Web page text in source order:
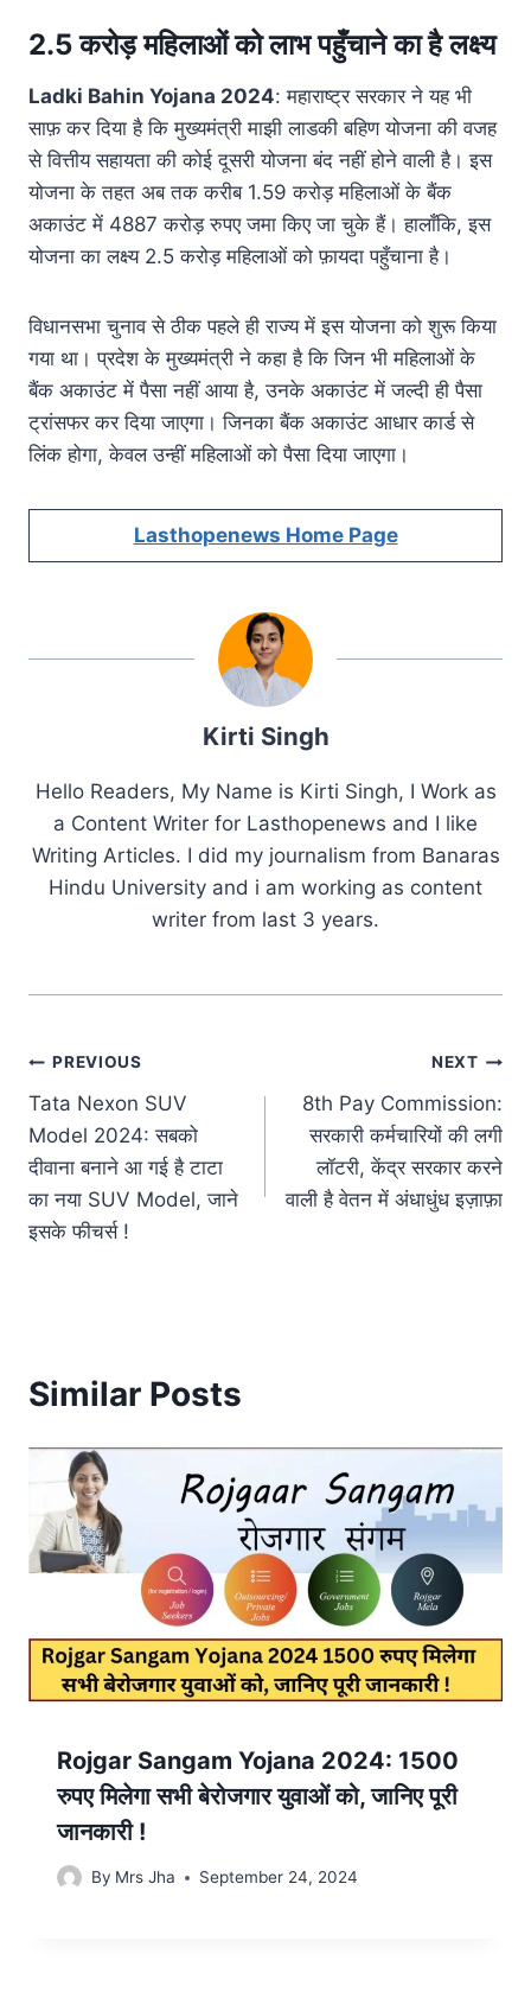
2.5 करोड़ महिलाओं को लाभ पहुँचाने का है लक्ष्य
Ladki Bahin Yojana 2024: महाराष्ट्र सरकार ने यह भी
साफ़ कर दिया है कि मुख्यमंत्री माझी लाडकी बहिण योजना की वजह
से वित्तीय सहायता की कोई दूसरी योजना बंद नहीं होने वाली है। इस
योजना के तहत अब तक करीब 1.59 करोड़ महिलाओं के बैंक
अकाउंट में 4887 करोड़ रुपए जमा किए जा चुके हैं। हालाँकि, इस
योजना का लक्ष्य 2.5 करोड़ महिलाओं को फ़ायदा पहुँचाना है।
विधानसभा चुनाव से ठीक पहले ही राज्य में इस योजना को शुरू किया
गया था। प्रदेश के मुख्यमंत्री ने कहा है कि जिन भी महिलाओं के
बैंक अकाउंट में पैसा नहीं आया है, उनके अकाउंट में जल्दी ही पैसा
ट्रांसफर कर दिया जाएगा। जिनका बैंक अकाउंट आधार कार्ड से
लिंक होगा, केवल उन्हीं महिलाओं को पैसा दिया जाएगा।
Lasthopenews Home Page
Kirti Singh
Hello Readers, My Name is Kirti Singh, I Work as
a Content Writer for Lasthopenews and I like
Writing Articles. I did my journalism from Banaras
Hindu University and i am working as content
writer from last 3 years.
Post
navigation
PREVIOUS
Tata Nexon SUV
Model 2024: सबको
दीवाना बनाने आ गई है टाटा
का नया SUV Model, जाने
इसके फीचर्स !
NEXT
8th Pay Commission:
सरकारी कर्मचारियों की लगी
लॉटरी, केंद्र सरकार करने
वाली है वेतन में अंधाधुंध इज़ाफ़ा
Similar Posts
Rojgar Sangam Yojana 2024: 1500
रुपए मिलेगा सभी बेरोजगार युवाओं को, जानिए पूरी
जानकारी !
By Mrs Jha September 24, 2024